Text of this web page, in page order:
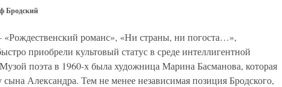
Бродский
романс», «Ни страны, ни погоста…»,
приобрели культовый статус в среде интеллигентной
поэта в 1960-х была художница Марина Басманова, которая
Александра. Тем не менее независимая позиция Бродского,